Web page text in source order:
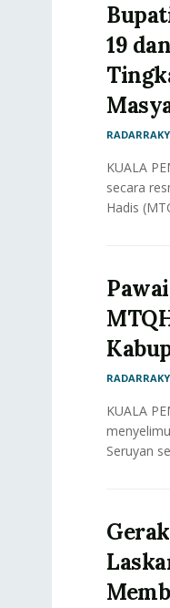
19
KUALA
secara
Hadis
KUALA
Seruyan